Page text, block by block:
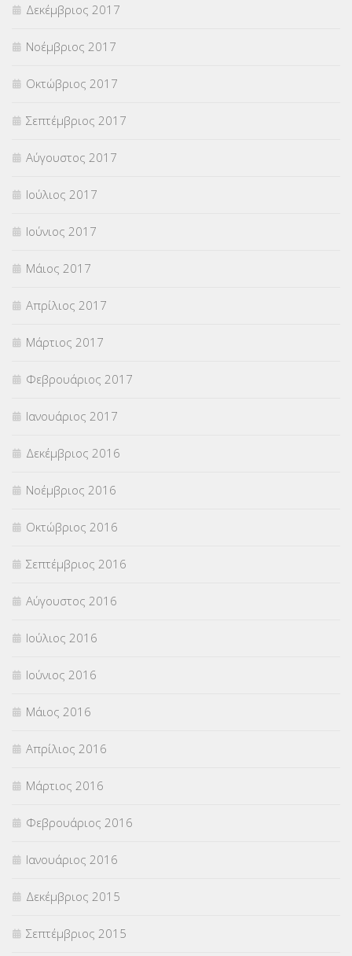
Δεκέμβριος 2017
Νοέμβριος 2017
Οκτώβριος 2017
Σεπτέμβριος 2017
Αύγουστος 2017
Ιούλιος 2017
Ιούνιος 2017
Μάιος 2017
Απρίλιος 2017
Μάρτιος 2017
Φεβρουάριος 2017
Ιανουάριος 2017
Δεκέμβριος 2016
Νοέμβριος 2016
Οκτώβριος 2016
Σεπτέμβριος 2016
Αύγουστος 2016
Ιούλιος 2016
Ιούνιος 2016
Μάιος 2016
Απρίλιος 2016
Μάρτιος 2016
Φεβρουάριος 2016
Ιανουάριος 2016
Δεκέμβριος 2015
Σεπτέμβριος 2015